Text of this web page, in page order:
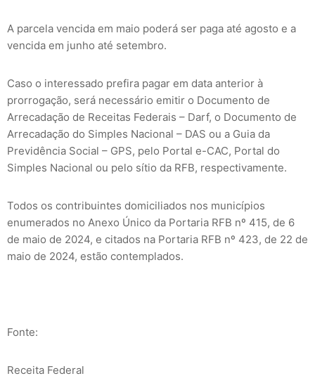
A parcela vencida em maio poderá ser paga até agosto e a
vencida em junho até setembro.
Caso o interessado prefira pagar em data anterior à
prorrogação, será necessário emitir o Documento de
Arrecadação de Receitas Federais – Darf, o Documento de
Arrecadação do Simples Nacional – DAS ou a Guia da
Previdência Social – GPS, pelo Portal e-CAC, Portal do
Simples Nacional ou pelo sítio da RFB, respectivamente.
Todos os contribuintes domiciliados nos municípios
enumerados no Anexo Único da Portaria RFB nº 415, de 6
de maio de 2024, e citados na Portaria RFB nº 423, de 22 de
maio de 2024, estão contemplados.
Fonte:
Receita Federal